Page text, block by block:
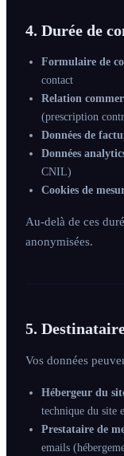
4. Durée de
Formulaire de
contact
Relation
(prescription
Données de
Données
CNIL)
Cookies de
Au-delà de ces
anonymisées.
5.
Vos données
Hébergeur du
technique du site
Prestataire de
emails